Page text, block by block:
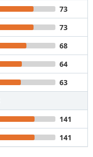
73
73
68
64
63
141
141